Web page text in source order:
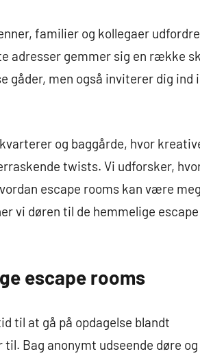
familier og kollegaer
adresser gemmer sig en række
gåder, men også inviterer dig ind i
og baggårde, hvor
twists. Vi udforsker,
escape rooms kan være
vi døren til de hemmelige escape
escape rooms
til at gå på opdagelse blandt
Bag anonymt udseende døre og